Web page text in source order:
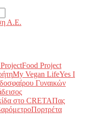
Α.Ε.
Food Project
My Vegan LifeYes I
Γυναικών
στο CRETAΠας
Πορτρέτα